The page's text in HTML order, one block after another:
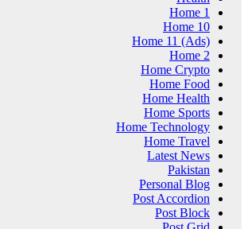
Home 1
Home 10
Home 11 (Ads)
Home 2
Home Crypto
Home Food
Home Health
Home Sports
Home Technology
Home Travel
Latest News
Pakistan
Personal Blog
Post Accordion
Post Block